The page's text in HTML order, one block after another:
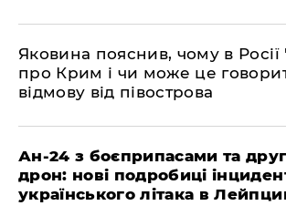
​Яковина пояснив, чому в Росії
про Крим і чи може це
відмову від півострова
​Ан-24 з боєприпасами та
дрон: нові подробиці
українського літака в